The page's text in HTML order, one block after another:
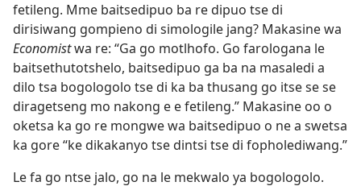
fetileng. Mme baitsedipuo ba re dipuo tse di
dirisiwang gompieno di simologile jang? Makasine wa
Economistwa re: “Ga go motlhofo. Go farologana le
baitsethutotshelo, baitsedipuo ga ba na masaledi a
dilo tsa bogologolo tse di ka ba thusang go itse se se
diragetseng mo nakong e e fetileng.” Makasine oo o
oketsa ka go re mongwe wa baitsedipuo o ne a swetsa
ka gore “ke dikakanyo tse dintsi tse di fopholediwang.”
Le fa go ntse jalo, go na le mekwalo ya bogologolo.